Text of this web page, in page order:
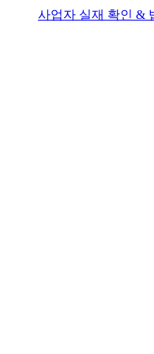
사업자 실재 확인 &